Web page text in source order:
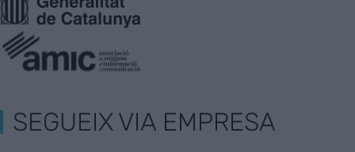
SEGUEIX VIA EMPRESA